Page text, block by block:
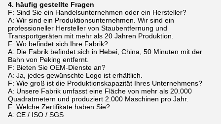
4. häufig gestellte Fragen
F: Sind Sie ein Handelsunternehmen oder ein Hersteller?
A: Wir sind ein Produktionsunternehmen. Wir sind ein
professioneller Hersteller von Staubentfernung und
Transportgeräten mit mehr als 20 Jahren Produktion.
F: Wo befindet sich Ihre Fabrik?
A: Die Fabrik befindet sich in Hebei, China, 50 Minuten mit der
Bahn von Peking entfernt.
F: Bieten Sie OEM-Dienste an?
A: Ja, jedes gewünschte Logo ist erhältlich.
F: Wie groß ist die Produktionskapazität Ihres Unternehmens?
A: Unsere Fabrik umfasst eine Fläche von mehr als 20.000
Quadratmetern und produziert 2.000 Maschinen pro Jahr.
F: Welche Zertifikate haben Sie?
A: CE / ISO / SGS